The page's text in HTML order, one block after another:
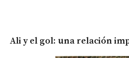
Ali y el gol: una relación